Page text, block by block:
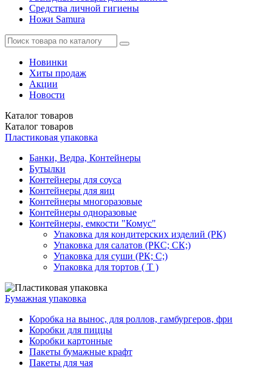
Средства личной гигиены
Ножи Samura
Новинки
Хиты продаж
Акции
Новости
Каталог товаров
Каталог товаров
Пластиковая упаковка
Банки, Ведра, Контейнеры
Бутылки
Контейнеры для соуса
Контейнеры для яиц
Контейнеры многоразовые
Контейнеры одноразовые
Контейнеры, емкости "Комус"
Упаковка для кондитерских изделий (РК)
Упаковка для салатов (РКС; СК;)
Упаковка для суши (РК; С;)
Упаковка для тортов ( Т )
Бумажная упаковка
Коробка на вынос, для роллов, гамбургеров, фри
Коробки для пиццы
Коробки картонные
Пакеты бумажные крафт
Пакеты для чая